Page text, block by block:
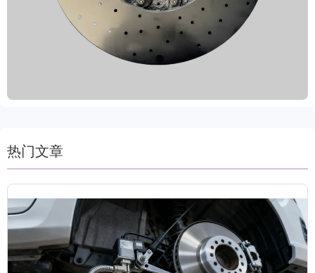
封/涂装），有效延长使用寿命并降低维护成本。机
械加工采用精密车削与磨削工艺，保证尺寸一致性与
表面光洁度，适配多种车型需求。支持定制品牌标签
与包装方案，满足全球B2B客户多样化采购要求。交
热门文章